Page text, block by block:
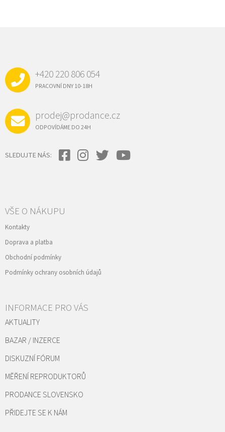
+420 220 806 054
PRACOVNÍ DNY 10-18H
prodej@prodance.cz
ODPOVÍDÁME DO 24H
SLEDUJTE NÁS:
VŠE O NÁKUPU
Kontakty
Doprava a platba
Obchodní podmínky
Podmínky ochrany osobních údajů
INFORMACE PRO VÁS
AKTUALITY
BAZAR / INZERCE
DISKUZNÍ FÓRUM
MĚŘENÍ REPRODUKTORŮ
PRODANCE SLOVENSKO
PŘIDEJTE SE K NÁM